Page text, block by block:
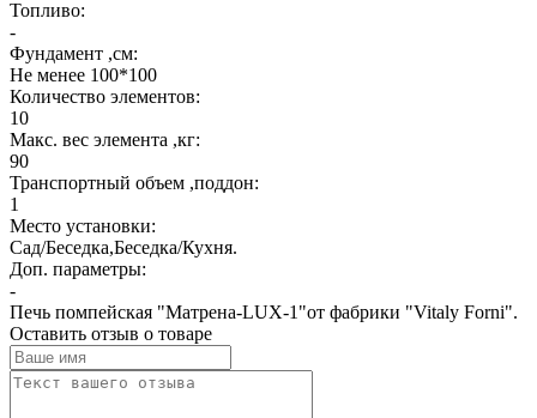
Топливо:
-
Фундамент ,см:
Не менее 100*100
Количество элементов:
10
Макс. вес элемента ,кг:
90
Транспортный объем ,поддон:
1
Место установки:
Сад/Беседка,Беседка/Кухня.
Доп. параметры:
-
Печь помпейская "Матрена-LUX-1"от фабрики "Vitaly Forni".
Оставить отзыв о товаре